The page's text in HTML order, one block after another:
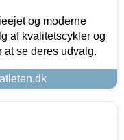
og moderne
af kvalitetscykler og
at se deres udvalg.